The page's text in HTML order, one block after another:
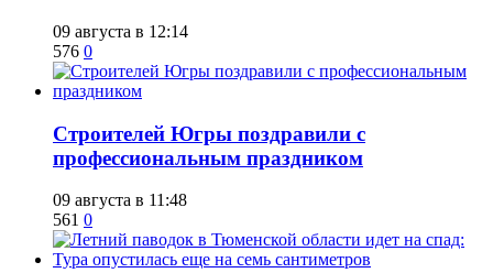
09 августа в 12:14
576 0
​Строителей Югры поздравили с
профессиональным праздником
09 августа в 11:48
561 0